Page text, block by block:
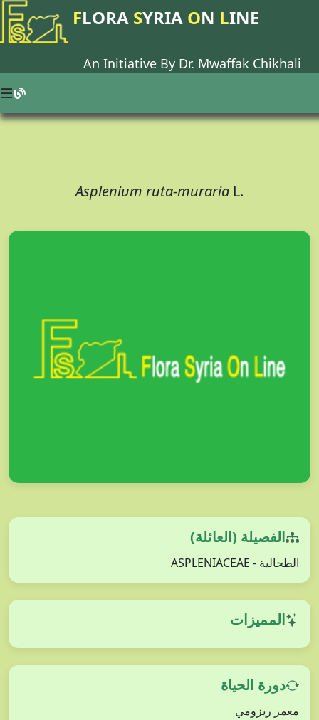
FLORA SYRIA ON LINE
An Initiative By Dr. Mwaffak Chikhali
Asplenium ruta-muraria L.
الفصيلة (العائلة)
الطحالية - ASPLENIACEAE
المميزات
دورة الحياة
معمر ريزومي